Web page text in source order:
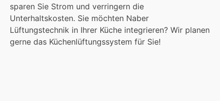
sparen Sie Strom und verringern die
Unterhaltskosten. Sie möchten Naber
Lüftungstechnik in Ihrer Küche integrieren? Wir planen
gerne das Küchenlüftungssystem für Sie!